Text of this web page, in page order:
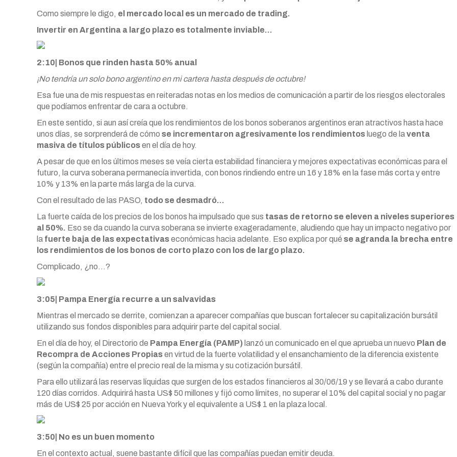
Como siempre le digo, el mercado local es un mercado de trading.
Invertir en Argentina a largo plazo es totalmente inviable…
2:10| Bonos que rinden hasta 50% anual
¡No tendría un solo bono argentino en mi cartera hasta después de octubre!
Esa fue una de mis respuestas en reiteradas notas en los medios de comunicación a partir de los riesgos electorales
que podíamos enfrentar de cara a octubre.
En este sentido, si aun así creía que los rendimientos de los bonos soberanos argentinos eran atractivos hasta hace
unos días, se sorprenderá de cómo se incrementaron agresivamente los rendimientos luego de laventa
masiva de títulos públicosen el día de hoy.
A pesar de que en los últimos meses se veía cierta estabilidad financiera y mejores expectativas económicas para el
futuro, la curva soberana permanecía invertida, con bonos rindiendo entre un 16 y 18% en la fase más corta y entre
10% y 13% en la parte más larga de la curva.
Con el resultado de las PASO, todo se desmadró…
La fuerte caída de los precios de los bonos ha impulsado que sus tasas de retorno se eleven a niveles superiores
al 50%. Eso se da cuando la curva soberana se invierte exageradamente, aludiendo que hay un impacto negativo por
la fuerte baja de las expectativaseconómicas hacia adelante. Eso explica por qué se agranda la brecha entre
los rendimientos de los bonos de corto plazo con los de largo plazo.
Complicado, ¿no…?
3:05| Pampa Energía recurre a un salvavidas
Mientras el mercado se derrite, comienzan a aparecer compañías que buscan fortalecer su capitalización bursátil
utilizando sus fondos disponibles para adquirir parte del capital social.
En el día de hoy, el Directorio de Pampa Energía (PAMP) lanzó un comunicado en el que aprueba un nuevo Plan de
Recompra de Acciones Propiasen virtud de la fuerte volatilidad y el ensanchamiento de la diferencia existente
(según la compañía) entre el precio real de la misma y su cotización bursátil.
Para ello utilizará las reservas líquidas que surgen de los estados financieros al 30/06/19 y se llevará a cabo durante
120 días corridos. Adquirirá hasta US$ 50 millones y fijó como límites, no superar el 10% del capital social y no pagar
más de US$ 25 por acción en Nueva York y el equivalente a US$ 1 en la plaza local.
3:50| No es un buen momento
En el contexto actual, suene bastante difícil que las compañías puedan emitir deuda.